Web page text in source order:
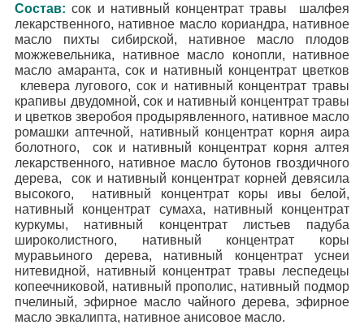
Состав: сок и нативный концентрат травы шалфея
лекарственного, нативное масло кориандра, нативное
масло пихты сибирской, нативное масло плодов
можжевельника, нативное масло конопли, нативное
масло амаранта, сок и нативный концентрат цветков
клевера лугового, сок и нативный концентрат травы
крапивы двудомной, сок и нативный концентрат травы
и цветков зверобоя продырявленного, нативное масло
ромашки аптечной, нативный концентрат корня аира
болотного, сок и нативный концентрат корня алтея
лекарственного, нативное масло бутонов гвоздичного
дерева, сок и нативный концентрат корней девясила
высокого, нативный концентрат коры ивы белой,
нативный концентрат сумаха, нативный концентрат
куркумы, нативный концентрат листьев падуба
широколистного, нативный концентрат коры
муравьиного дерева, нативный концентрат уснеи
нитевидной, нативный концентрат травы леспедецы
копеечниковой, нативный прополис, нативный подмор
пчелиный, эфирное масло чайного дерева, эфирное
масло эвкалипта, нативное анисовое масло.